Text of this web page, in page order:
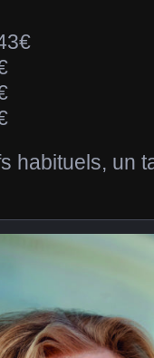
habituels, un